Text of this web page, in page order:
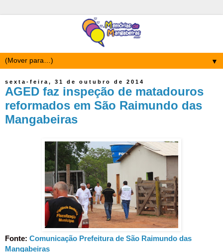
▼
sexta-feira, 31 de outubro de 2014
AGED faz inspeção de matadouros
reformados em São Raimundo das
Mangabeiras
Fonte: Comunicação Prefeitura de São Raimundo das
Mangabeiras